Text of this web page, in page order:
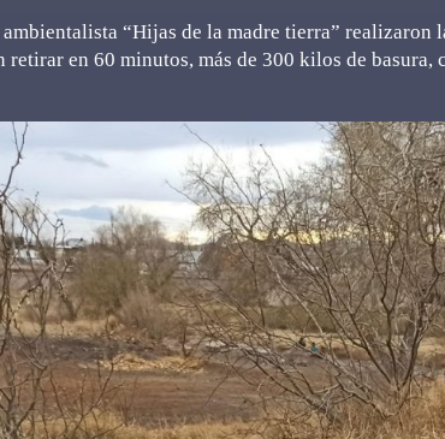
“Hijas de la madre tierra” realizaron
retirar en 60 minutos, más de 300 kilos de basura,